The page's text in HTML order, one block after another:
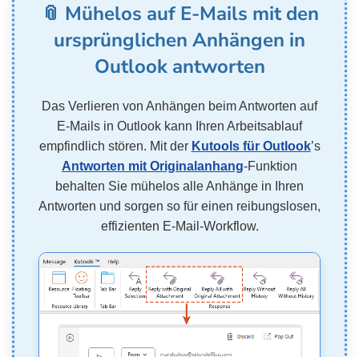
📎 Mühelos auf E-Mails mit den
ursprünglichen Anhängen in
Outlook antworten
Das Verlieren von Anhängen beim Antworten auf
E-Mails in Outlook kann Ihren Arbeitsablauf
empfindlich stören. Mit der Kutools für Outlook’s
Antworten mit Originalanhang-Funktion
behalten Sie mühelos alle Anhänge in Ihren
Antworten und sorgen so für einen reibungslosen,
effizienten E-Mail-Workflow.